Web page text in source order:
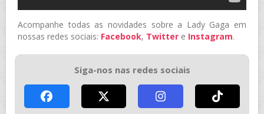
Acompanhe todas as novidades sobre a Lady Gaga em
nossas redes sociais: Facebook, Twitter e Instagram.
Siga-nos nas redes sociais